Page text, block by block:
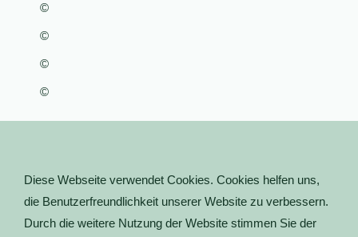
©
©
©
©
Diese Webseite verwendet Cookies. Cookies helfen uns,
die Benutzerfreundlichkeit unserer Website zu verbessern.
Durch die weitere Nutzung der Website stimmen Sie der